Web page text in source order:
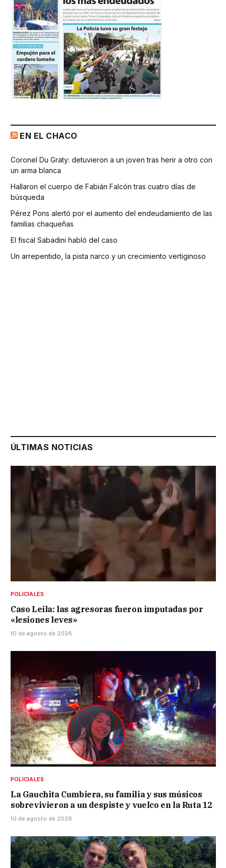
EN EL CHACO
Coronel Du Graty: detuvieron a un joven tras herir a otro con
un arma blanca
Hallaron el cuerpo de Fabián Falcón tras cuatro días de
búsqueda
Pérez Pons alertó por el aumento del endeudamiento de las
familias chaqueñas
El fiscal Sabadini habló del caso
Un arrepentido, la pista narco y un crecimiento vertiginoso
ÚLTIMAS NOTICIAS
POLICIALES
Caso Leila: las agresoras fueron imputadas por
«lesiones leves»
10 de agosto de 2026
POLICIALES
La Gauchita Cumbiera, su familia y sus músicos
sobrevivieron a un despiste y vuelco en la Ruta 12
10 de agosto de 2026